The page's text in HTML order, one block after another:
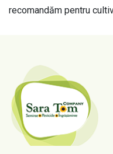
recomandăm pentru